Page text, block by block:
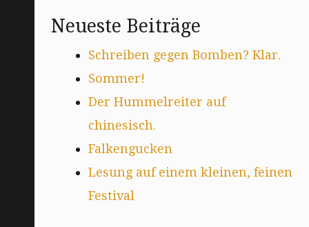
Neueste Beiträge
Schreiben gegen Bomben? Klar.
Sommer!
Der Hummelreiter auf
chinesisch.
Falkengucken
Lesung auf einem kleinen, feinen
Festival